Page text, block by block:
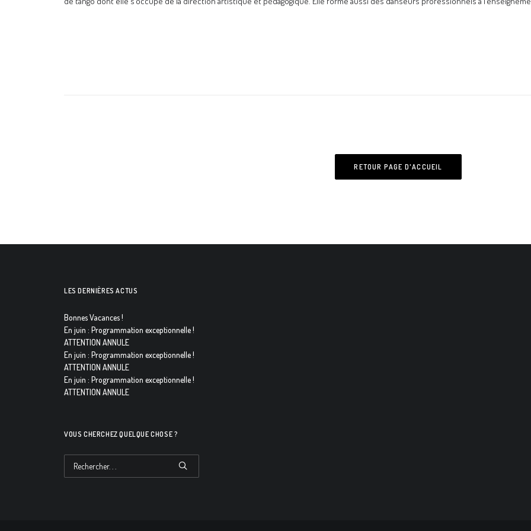
RETOUR PAGE D'ACCUEIL
LES DERNIÈRES ACTUS
Bonnes Vacances !
En juin : Programmation exceptionnelle !
ATTENTION ANNULE
En juin : Programmation exceptionnelle !
ATTENTION ANNULE
En juin : Programmation exceptionnelle !
ATTENTION ANNULE
VOUS CHERCHEZ QUELQUE CHOSE ?